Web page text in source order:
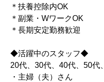
＊扶養控除内OK
＊副業・WワークOK
＊長期安定勤務歓迎
◆活躍中のスタッフ◆
20代、30代、40代、50代
・主婦（夫）さん